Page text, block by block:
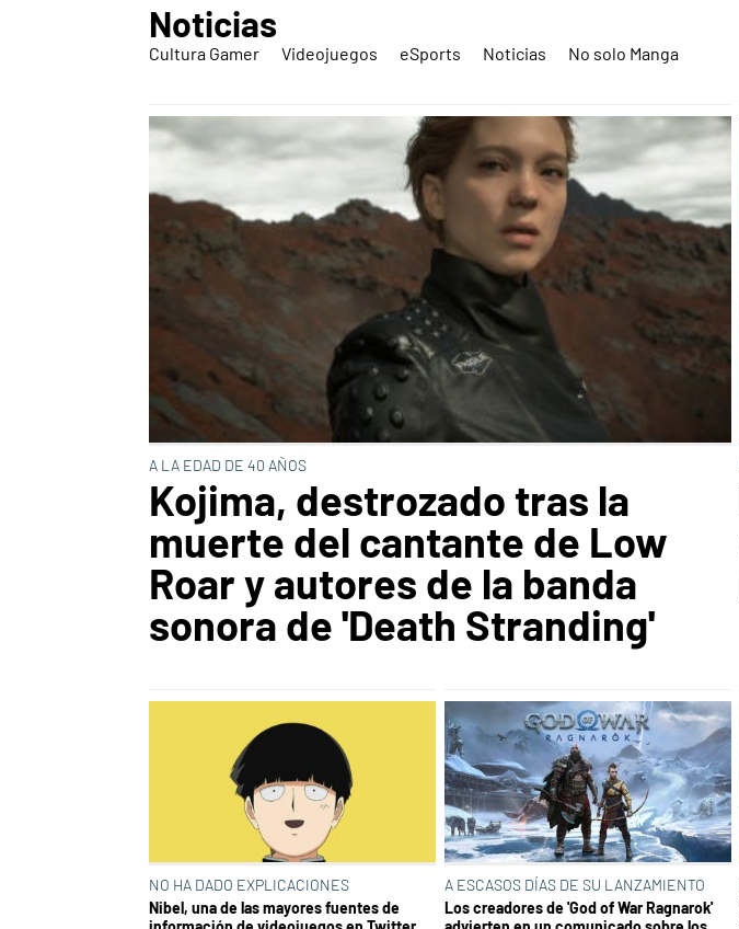
Noticias
Cultura Gamer Videojuegos eSports Noticias No solo Manga
A LA EDAD DE 40 AÑOS
Kojima, destrozado tras la
muerte del cantante de Low
Roar y autores de la banda
sonora de 'Death Stranding'
NO HA DADO EXPLICACIONES
Nibel, una de las mayores fuentes de
A ESCASOS DÍAS DE SU LANZAMIENTO
Los creadores de 'God of War Ragnarok'